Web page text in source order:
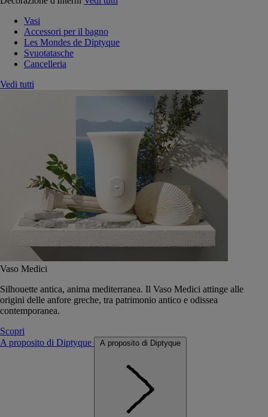
Vasi
Accessori per il bagno
Les Mondes de Diptyque
Svuotatasche
Cancelleria
Vedi tutti
Vaso Medici
Silhouette antica, anima mediterranea. Il Vaso Medici attinge alle
origini delle anfore greche, tra patrimonio antico e odissea
contemporanea.
Scopri
A proposito di Diptyque
A proposito di Diptyque